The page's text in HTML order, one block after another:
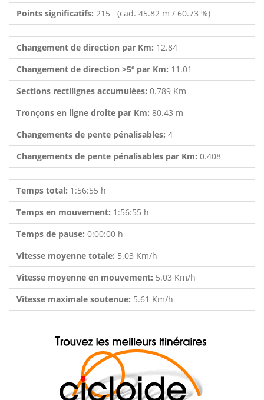
Points significatifs: 215 (cad. 45.82 m / 60.73 %)
Changement de direction par Km: 12.84
Changement de direction >5º par Km: 11.01
Sections rectilignes accumulées: 0.789 Km
Tronçons en ligne droite par Km: 80.43 m
Changements de pente pénalisables: 4
Changements de pente pénalisables par Km: 0.408
Temps total: 1:56:55 h
Temps en mouvement: 1:56:55 h
Temps de pause: 0:00:00 h
Vitesse moyenne totale: 5.03 Km/h
Vitesse moyenne en mouvement: 5.03 Km/h
Vitesse maximale soutenue: 5.61 Km/h